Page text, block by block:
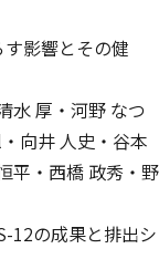
影響とその健
水 厚・河野 なつ
向井 人史・谷本
平・西橋 政秀・野
12の成果と排出シ